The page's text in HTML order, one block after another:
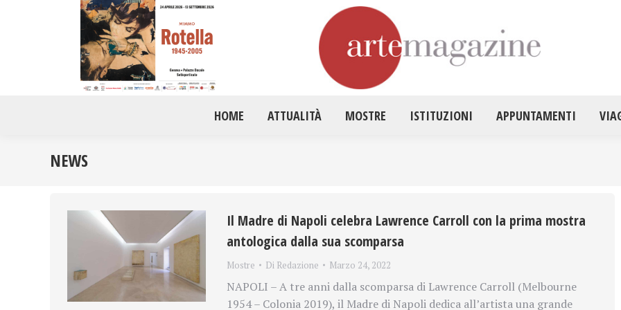
HOME ATTUALITÀ MOSTRE ISTITUZIONI APPUNTAMENTI
NEWS
Il Madre di Napoli celebra Lawrence Carroll con la prima mostra
antologica dalla sua scomparsa
Mostre Di Redazione Marzo 24, 2022
NAPOLI – A tre anni dalla scomparsa di Lawrence Carroll (Melbourne
1954 – Colonia 2019), il Madre di Napoli dedica all’artista una grande
HOME